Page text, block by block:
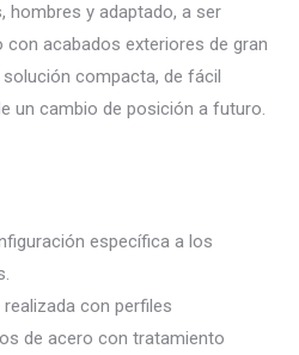
hombres y adaptado, a ser
acabados exteriores de gran
compacta, de fácil
un cambio de posición a futuro.
específica a los
con perfiles
de acero con tratamiento